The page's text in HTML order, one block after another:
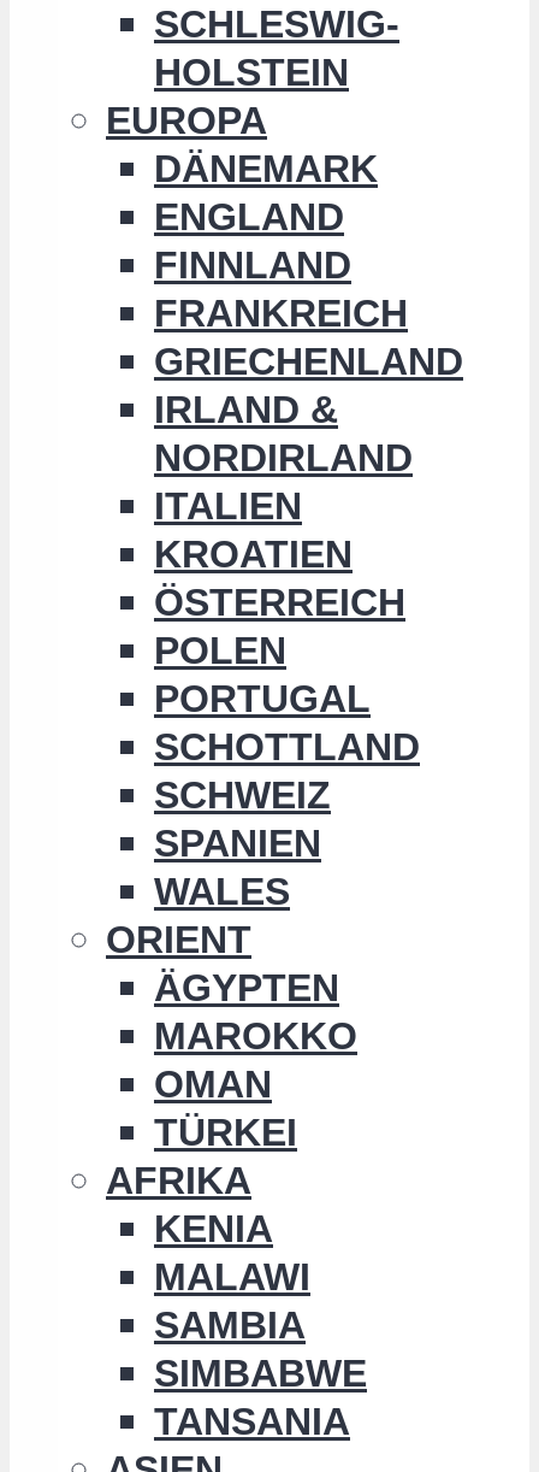
SCHLESWIG-
HOLSTEIN
EUROPA
DÄNEMARK
ENGLAND
FINNLAND
FRANKREICH
GRIECHENLAND
IRLAND &
NORDIRLAND
ITALIEN
KROATIEN
ÖSTERREICH
POLEN
PORTUGAL
SCHOTTLAND
SCHWEIZ
SPANIEN
WALES
ORIENT
ÄGYPTEN
MAROKKO
OMAN
TÜRKEI
AFRIKA
KENIA
MALAWI
SAMBIA
SIMBABWE
TANSANIA